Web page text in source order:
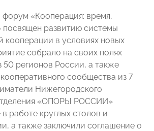
«Кооперация: время,
развитию системы
кооперации в условиях новых
собрало на своих полях
50 регионов России, а также
сообщества из 7
Нижегородского
«ОПОРЫ РОССИИ»
работе круглых столов и
а также заключили соглашение о